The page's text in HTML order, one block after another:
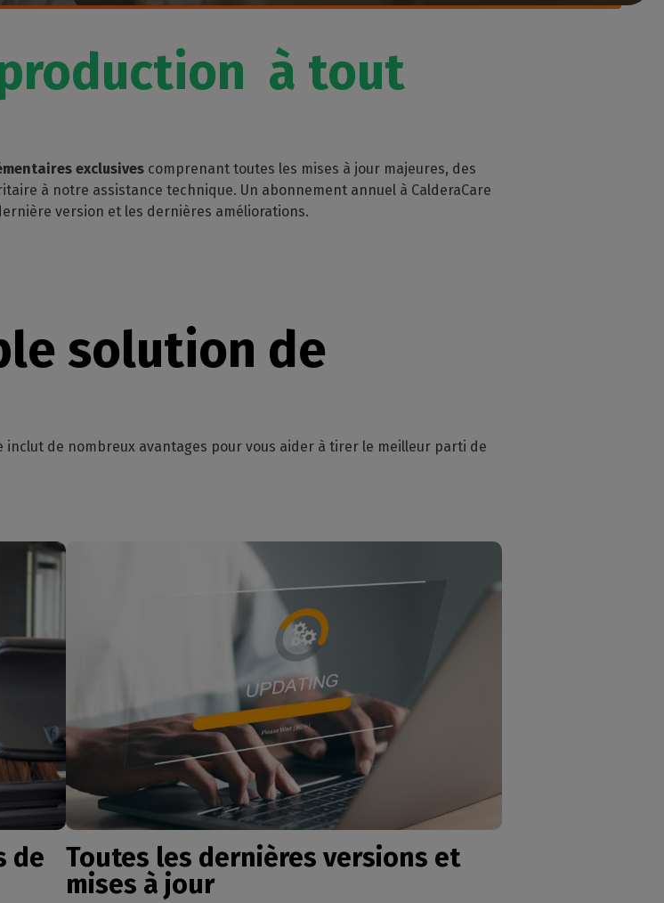
Gérez vos découpes
Automatisation
votre boîte mail
à tout
exclusives comprenant toutes les mises à jour majeures, des
à notre assistance technique. Un abonnement annuel à CalderaCare
version et les dernières améliorations.
solution de
de nombreux avantages pour vous aider à tirer le meilleur parti de
de
Toutes les dernières versions et
mises à jour